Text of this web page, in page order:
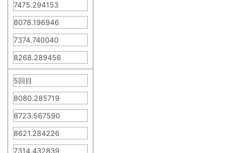
7475.294153
8078.196946
7374.740040
8268.289456
5回目
8080.285719
8723.567590
8621.284226
7314.432839